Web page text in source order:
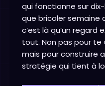
qui fonctionne sur
que bricoler semaine
c’est là qu’un regard
tout. Non pas pour te
mais pour construire
stratégie qui tient à